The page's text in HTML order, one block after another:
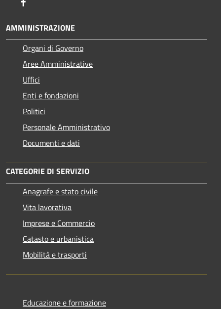
AMMINISTRAZIONE
Organi di Governo
Aree Amministrative
Uffici
Enti e fondazioni
Politici
Personale Amministrativo
Documenti e dati
CATEGORIE DI SERVIZIO
Anagrafe e stato civile
Vita lavorativa
Imprese e Commercio
Catasto e urbanistica
Mobilità e trasporti
Educazione e formazione